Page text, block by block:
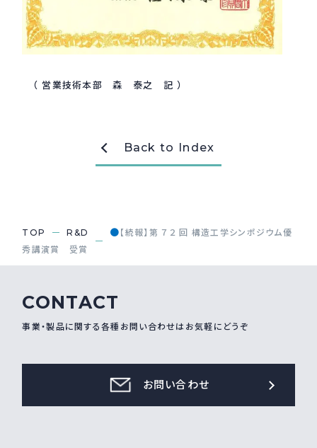
（ 営業技術本部 森 泰之 記 ）
Back to Index
TOP R&D ● 【続報】第 ７２ 回 構造工学シンポジウム優
秀講演賞 受賞
CONTACT
事業・製品に関する各種お問い合わせはお気軽にどうぞ
お問い合わせ